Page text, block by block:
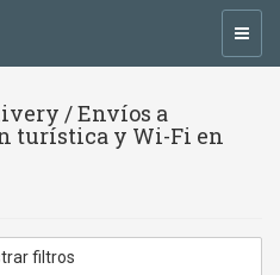
/ Envíos a
turística y Wi-Fi en
filtros